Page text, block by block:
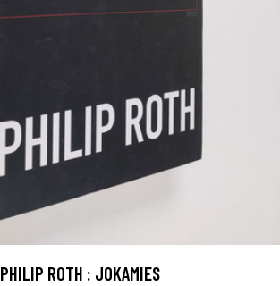
PHILIP ROTH : JOKAMIES